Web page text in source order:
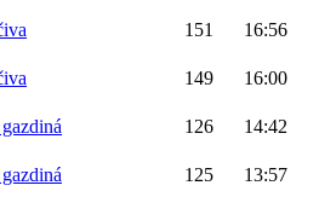
151
16:56
149
16:00
126
14:42
125
13:57